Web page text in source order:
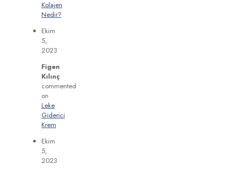
Kolajen
Nedir?
Ekim
5,
2023
Figen
Kılınç
commented
on
Leke
Giderici
Krem
Ekim
5,
2023